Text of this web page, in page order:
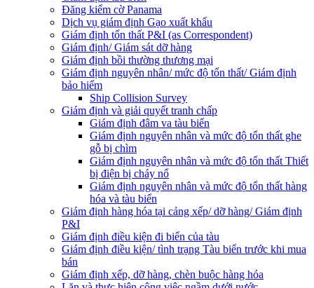
Đăng kiểm cờ Panama
Dịch vụ giám định Gạo xuất khẩu
Giám định tổn thất P&I (as Correspondent)
Giám định/ Giám sát dỡ hàng
Giám định bồi thường thương mại
Giám định nguyên nhân/ mức độ tổn thất/ Giám định
bảo hiểm
Ship Collision Survey
Giám định và giải quyết tranh chấp
Giám định đâm va tàu biển
Giám định nguyên nhân và mức độ tổn thất ghe
gỗ bị chìm
Giám định nguyên nhân và mức độ tổn thất Thiết
bị điện bị cháy nổ
Giám định nguyên nhân và mức độ tổn thất hàng
hóa và tàu biển
Giám định hàng hóa tại cảng xếp/ dỡ hàng/ Giám định
P&I
Giám định điều kiện đi biển của tàu
Giám định điều kiện/ tình trạng Tàu biển trước khi mua
bán
Giám định xếp, dỡ hàng, chèn buộc hàng hóa